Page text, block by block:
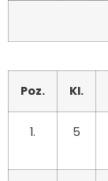
Poz.
Kl.
1. 5